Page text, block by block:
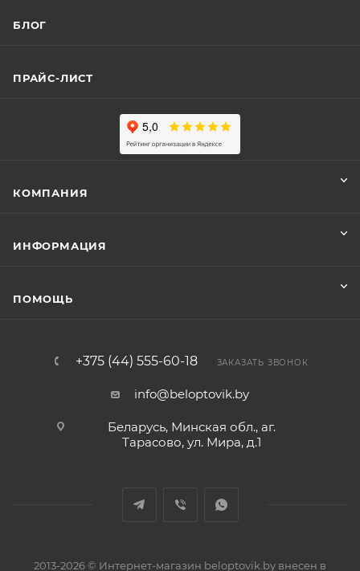
БЛОГ
ПРАЙС-ЛИСТ
КОМПАНИЯ
ИНФОРМАЦИЯ
ПОМОЩЬ
+375 (44) 555-60-18 ЗАКАЗАТЬ ЗВОНОК
info@beloptovik.by
Беларусь, Минская обл., аг.
Тарасово, ул. Мира, д.1
2013-2026 © Интернет-магазин beloptovik.by внесен в